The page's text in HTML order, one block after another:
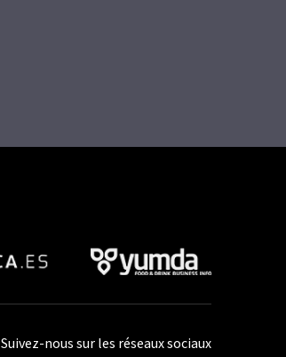
Suivez-nous sur les réseaux sociaux